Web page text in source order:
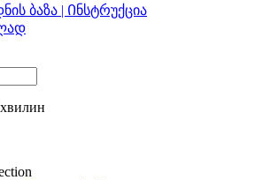
ბაზა | Ინსტრუქცია